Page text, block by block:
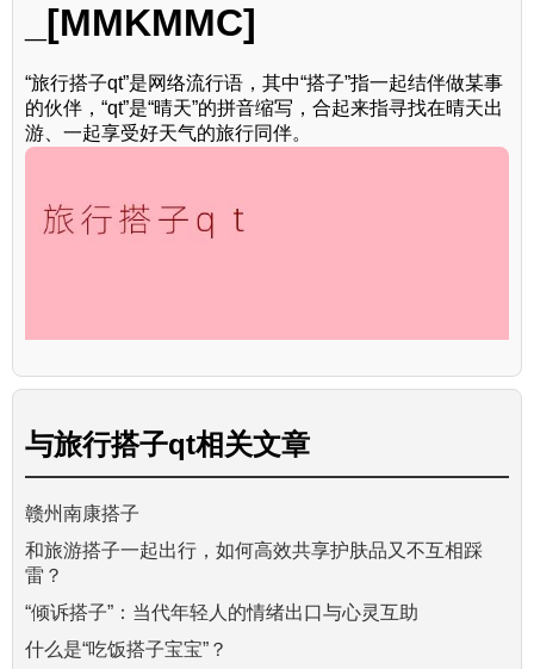
_[MMKMMC]
“旅行搭子qt”是网络流行语，其中“搭子”指一起结伴做某事
的伙伴，“qt”是“晴天”的拼音缩写，合起来指寻找在晴天出
游、一起享受好天气的旅行同伴。
与旅行搭子qt相关文章
赣州南康搭子
和旅游搭子一起出行，如何高效共享护肤品又不互相踩
雷？
“倾诉搭子”：当代年轻人的情绪出口与心灵互助
什么是“吃饭搭子宝宝”？